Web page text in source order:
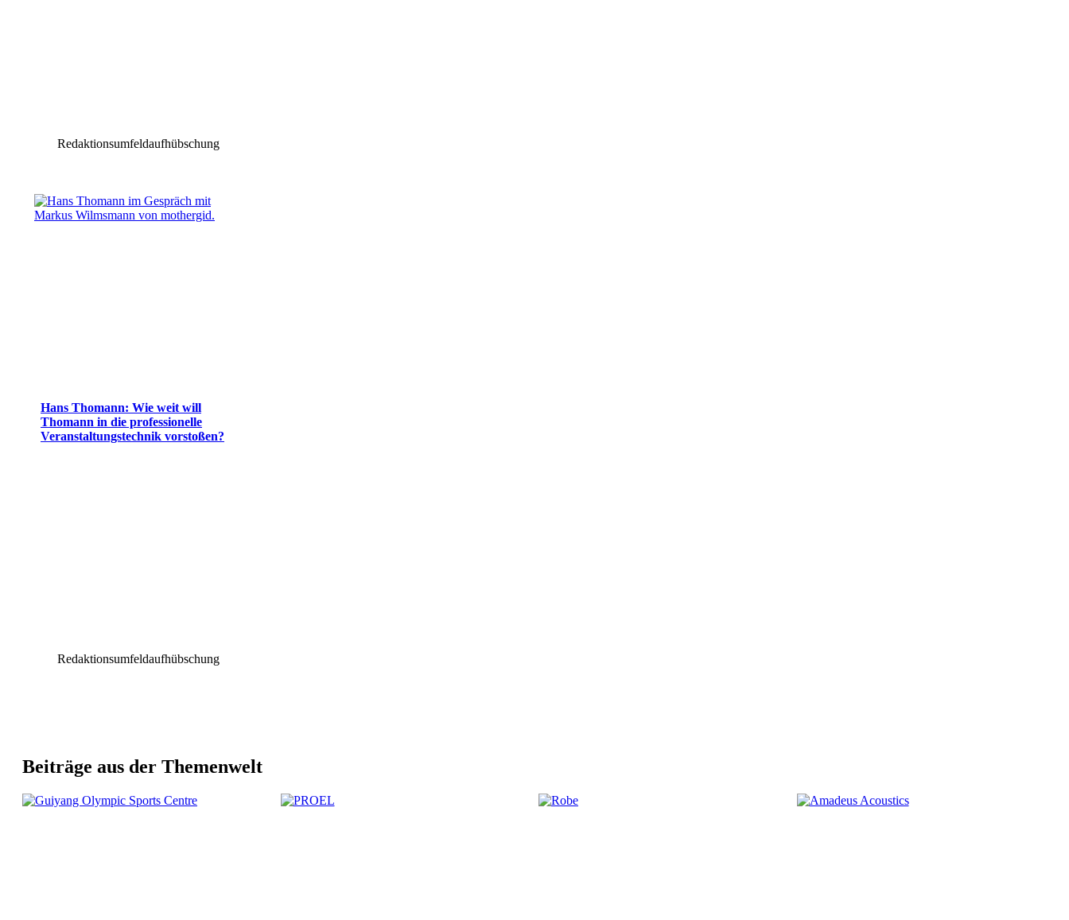
Redaktionsumfeldaufhübschung
Hans Thomann: Wie weit will
Thomann in die professionelle
Veranstaltungstechnik vorstoßen?
Redaktionsumfeldaufhübschung
Beiträge aus der Themenwelt